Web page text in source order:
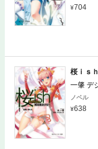
704
桜ｉｓ
一肇 デ
ノベル
638